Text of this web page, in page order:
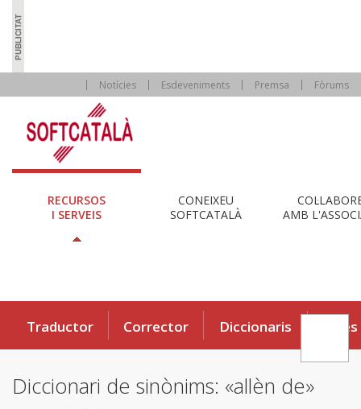
Notícies Esdeveniments Premsa Fòrums
RECURSOS
I SERVEIS
CONEIXEU
SOFTCATALÀ
AMB
Traductor Corrector Diccionaris Eines
Diccionari de sinònims: «allèn de»